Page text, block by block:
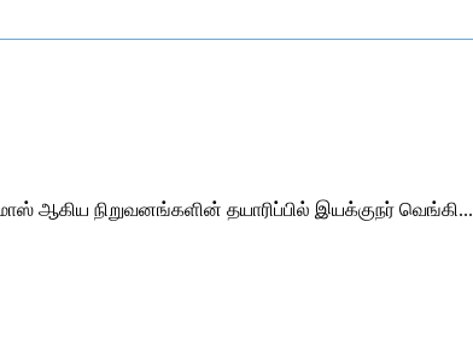
ஆகிய நிறுவனங்களின் தயாரிப்பில் இயக்குநர் வெங்கி...